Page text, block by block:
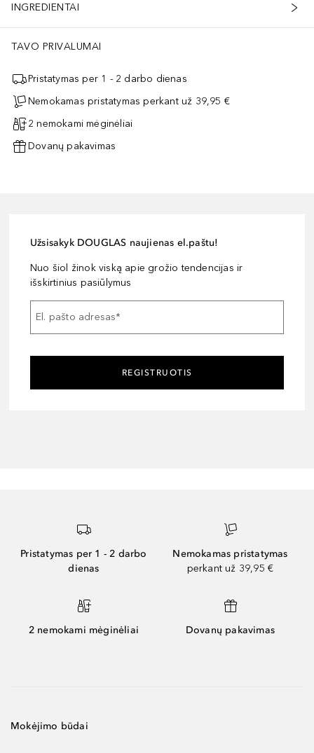
INGREDIENTAI
TAVO PRIVALUMAI
Pristatymas per 1 - 2 darbo dienas
Nemokamas pristatymas perkant už 39,95 €
2 nemokami mėginėliai
Dovanų pakavimas
Užsisakyk DOUGLAS naujienas el.paštu!
Nuo šiol žinok viską apie grožio tendencijas ir
išskirtinius pasiūlymus
El. pašto adresas*
REGISTRUOTIS
Pristatymas per 1 - 2 darbo
dienas
Nemokamas pristatymas
perkant už 39,95 €
2 nemokami mėginėliai Dovanų pakavimas
Mokėjimo būdai